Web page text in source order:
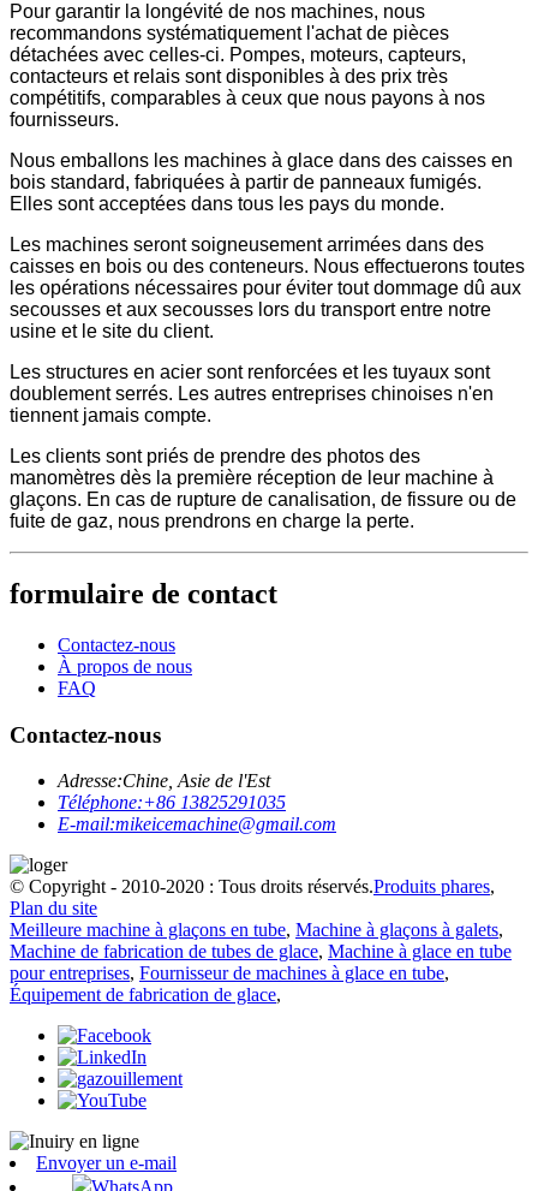
Pour garantir la longévité de nos machines, nous
recommandons systématiquement l'achat de pièces
détachées avec celles-ci. Pompes, moteurs, capteurs,
contacteurs et relais sont disponibles à des prix très
compétitifs, comparables à ceux que nous payons à nos
fournisseurs.
Nous emballons les machines à glace dans des caisses en
bois standard, fabriquées à partir de panneaux fumigés.
Elles sont acceptées dans tous les pays du monde.
Les machines seront soigneusement arrimées dans des
caisses en bois ou des conteneurs. Nous effectuerons toutes
les opérations nécessaires pour éviter tout dommage dû aux
secousses et aux secousses lors du transport entre notre
usine et le site du client.
Les structures en acier sont renforcées et les tuyaux sont
doublement serrés. Les autres entreprises chinoises n'en
tiennent jamais compte.
Les clients sont priés de prendre des photos des
manomètres dès la première réception de leur machine à
glaçons. En cas de rupture de canalisation, de fissure ou de
fuite de gaz, nous prendrons en charge la perte.
formulaire de contact
Contactez-nous
À propos de nous
FAQ
Contactez-nous
Adresse:Chine, Asie de l'Est
Téléphone:+86 13825291035
E-mail:mikeicemachine@gmail.com
© Copyright - 2010-2020 : Tous droits réservés.Produits phares,
Plan du site
Meilleure machine à glaçons en tube, Machine à glaçons à galets,
Machine de fabrication de tubes de glace, Machine à glace en tube
pour entreprises, Fournisseur de machines à glace en tube,
Équipement de fabrication de glace,
Envoyer un e-mail